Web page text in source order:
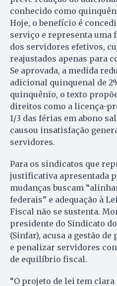
conhecido como
Hoje, o benefício é
serviço e representa uma
dos servidores efetivos,
reajustados apenas para
Se aprovada, a medida
adicional quinquenal de
quinquênio, o texto
direitos como a licença-
1/3 das férias em abono
causou insatisfação
servidores.
Para os sindicatos que
justificativa apresentada
mudanças buscam
federais” e adequação à
Fiscal não se sustenta.
presidente do Sindicato
(Sinfar), acusa a gestão
e penalizar servidores
de equilíbrio fiscal.
“O projeto de lei tem clara